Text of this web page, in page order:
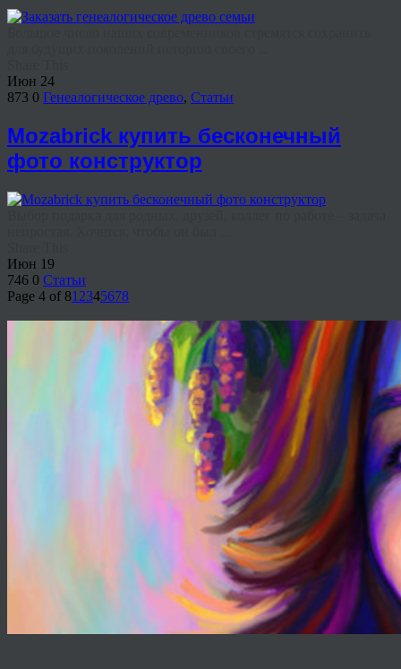
Июн 24
873 0 Генеалогическое древо, Статьи
Mozabrick купить бесконечный
фото конструктор
Июн 19
746 0 Статьи
Page 4 of 81 2345678